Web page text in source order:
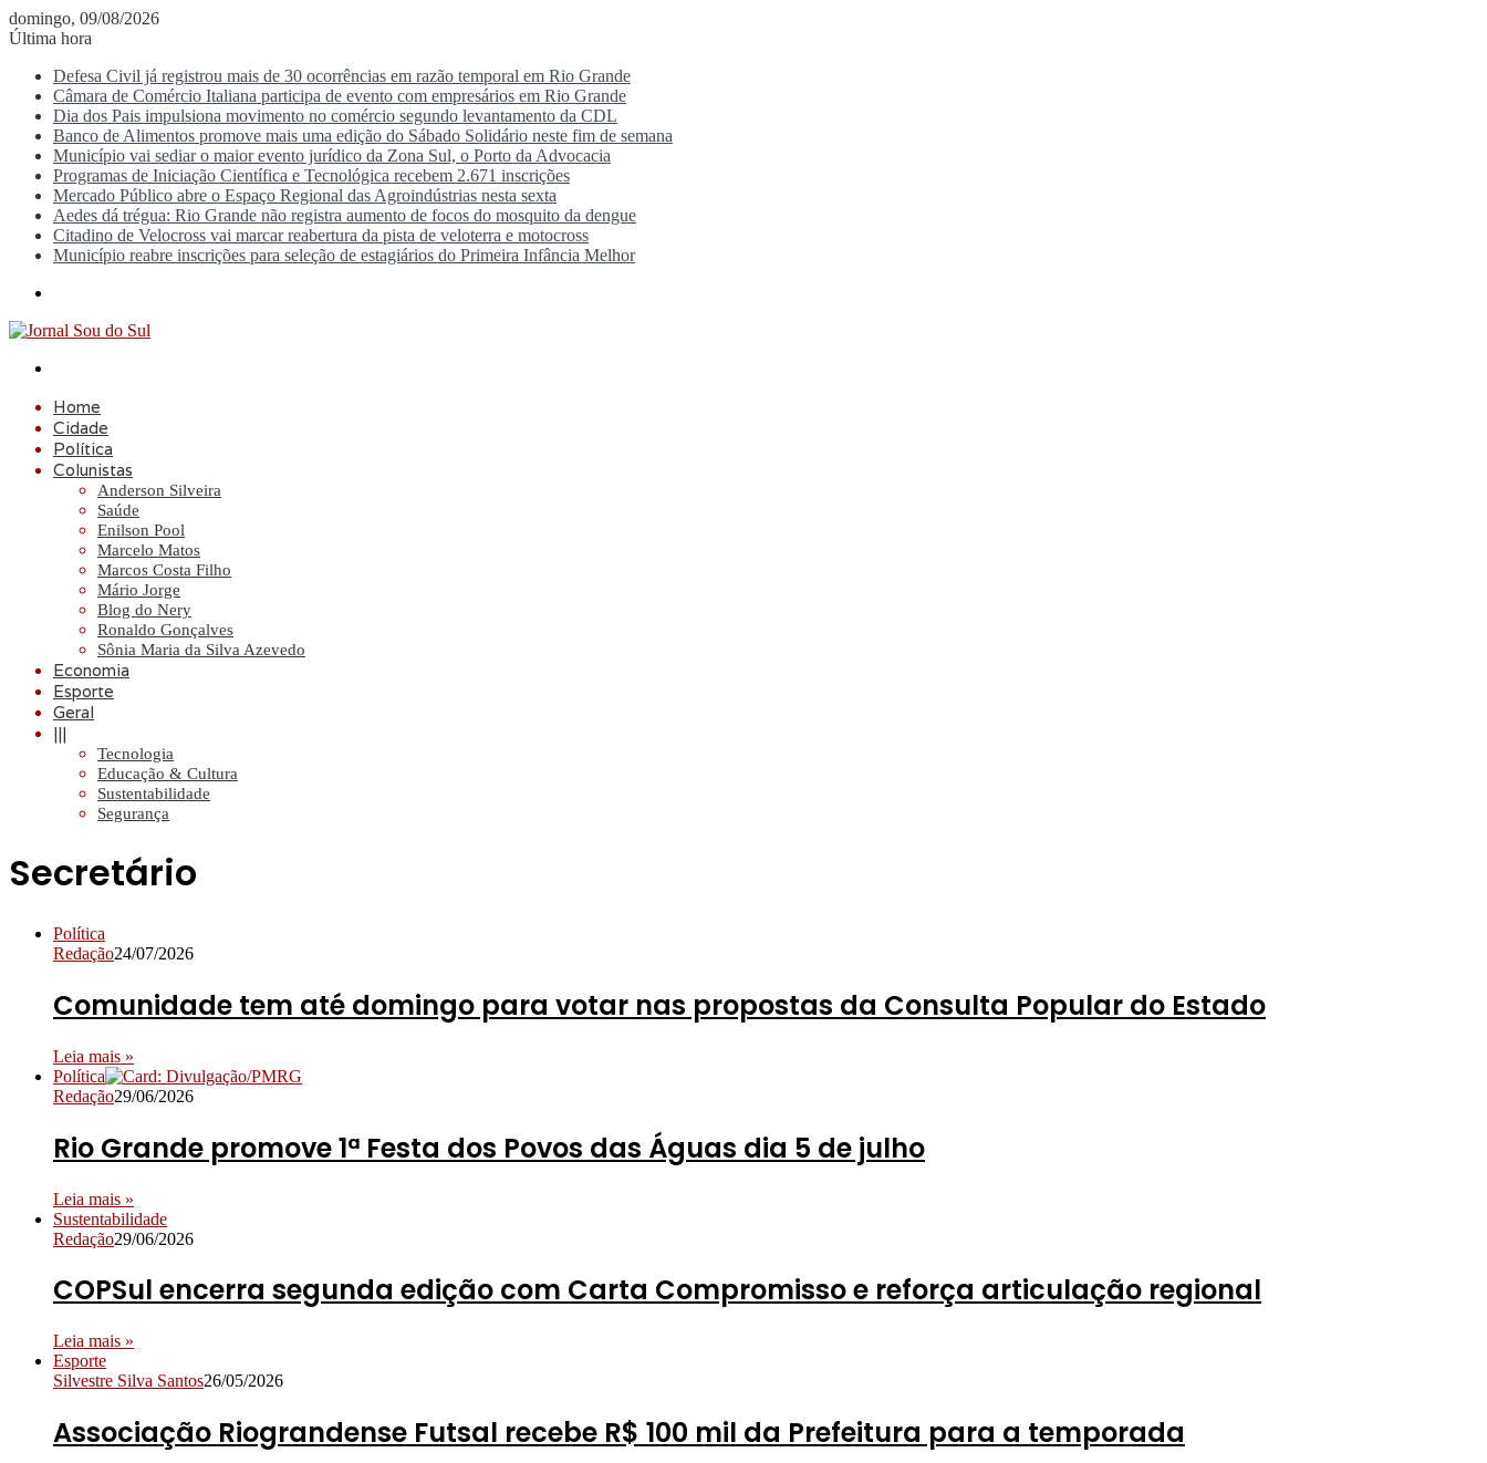
domingo, 09/08/2026
Última hora
Defesa Civil já registrou mais de 30 ocorrências em razão temporal em Rio Grande
Câmara de Comércio Italiana participa de evento com empresários em Rio Grande
Dia dos Pais impulsiona movimento no comércio segundo levantamento da CDL
Banco de Alimentos promove mais uma edição do Sábado Solidário neste fim de semana
Município vai sediar o maior evento jurídico da Zona Sul, o Porto da Advocacia
Programas de Iniciação Científica e Tecnológica recebem 2.671 inscrições
Mercado Público abre o Espaço Regional das Agroindústrias nesta sexta
Aedes dá trégua: Rio Grande não registra aumento de focos do mosquito da dengue
Citadino de Velocross vai marcar reabertura da pista de veloterra e motocross
Município reabre inscrições para seleção de estagiários do Primeira Infância Melhor
Home
Cidade
Política
Colunistas
Anderson Silveira
Saúde
Enilson Pool
Marcelo Matos
Marcos Costa Filho
Mário Jorge
Blog do Nery
Ronaldo Gonçalves
Sônia Maria da Silva Azevedo
Economia
Esporte
Geral
|||
Tecnologia
Educação & Cultura
Sustentabilidade
Segurança
Secretário
Política
Redação24/07/2026
Comunidade tem até domingo para votar nas propostas da Consulta Popular do Estado
Leia mais »
Política
Redação29/06/2026
Rio Grande promove 1ª Festa dos Povos das Águas dia 5 de julho
Leia mais »
Sustentabilidade
Redação29/06/2026
COPSul encerra segunda edição com Carta Compromisso e reforça articulação regional
Leia mais »
Esporte
Silvestre Silva Santos26/05/2026
Associação Riograndense Futsal recebe R$ 100 mil da Prefeitura para a temporada